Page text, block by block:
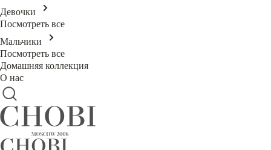
Девочки
Посмотреть все
Мальчики
Посмотреть все
Домашняя коллекция
О нас